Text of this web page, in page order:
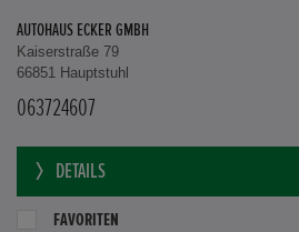
AUTOHAUS ECKER GMBH
Kaiserstraße 79
66851 Hauptstuhl
063724607
DETAILS
FAVORITEN